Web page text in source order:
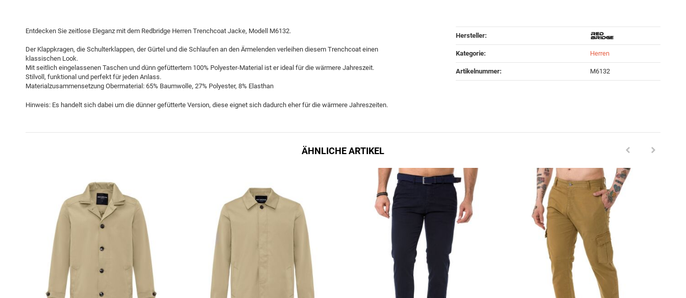
Entdecken Sie zeitlose Eleganz mit dem Redbridge Herren Trenchcoat Jacke, Modell M6132.
Der Klappkragen, die Schulterklappen, der Gürtel und die Schlaufen an den Ärmelenden verleihen diesem Trenchcoat einen
klassischen Look.
Mit seitlich eingelassenen Taschen und dünn gefüttertem 100% Polyester-Material ist er ideal für die wärmere Jahreszeit.
Stilvoll, funktional und perfekt für jeden Anlass.
Materialzusammensetzung Obermaterial: 65% Baumwolle, 27% Polyester, 8% Elasthan
Hinweis: Es handelt sich dabei um die dünner gefütterte Version, diese eignet sich dadurch eher für die wärmere Jahreszeiten.
Hersteller:
Kategorie: Herren
Artikelnummer: M6132
ÄHNLICHE ARTIKEL